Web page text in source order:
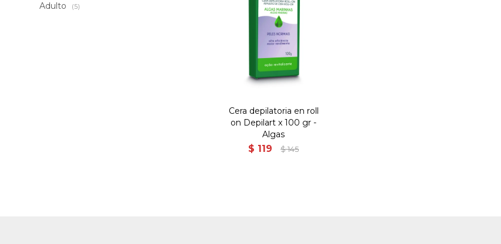
Cera depilatoria en roll
on Depilart x 100 gr -
Algas
$ 119 $ 145
Adulto (5)